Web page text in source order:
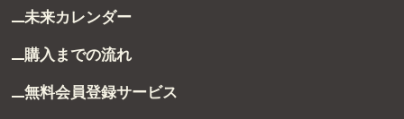
未来カレンダー
購入までの流れ
無料会員登録サービス